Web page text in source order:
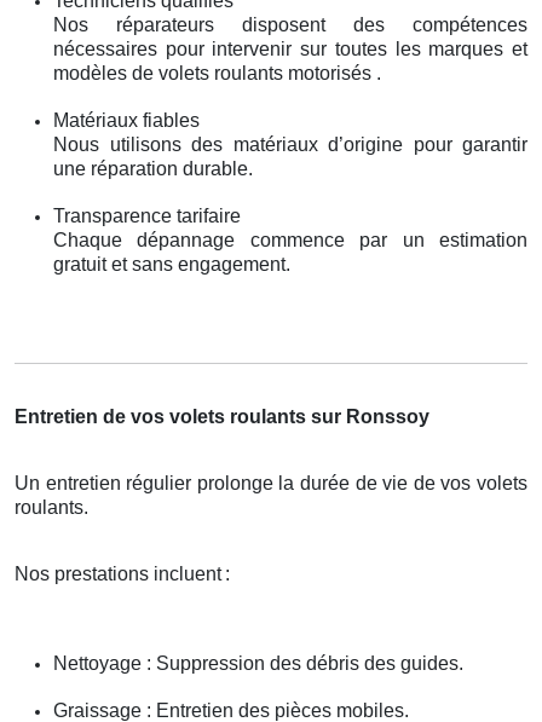
Nos réparateurs disposent des compétences
nécessaires pour intervenir sur toutes les marques et
modèles de volets roulants motorisés .
Matériaux fiables
Nous utilisons des matériaux d’origine pour garantir
une réparation durable.
Transparence tarifaire
Chaque dépannage commence par un estimation
gratuit et sans engagement.
Entretien de vos volets roulants sur Ronssoy
Un entretien régulier prolonge la durée de vie de vos volets
roulants.
Nos prestations incluent :
Nettoyage : Suppression des débris des guides.
Graissage : Entretien des pièces mobiles.